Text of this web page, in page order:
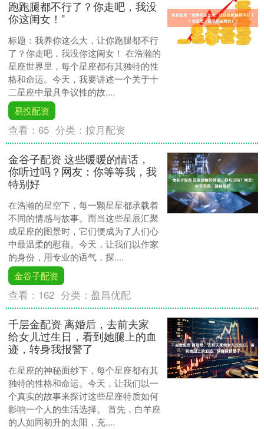
跑跑腿都不行了？你走吧，我没
你这闺女！”
标题：我养你这么大，让你跑腿都不行
了？你走吧，我没你这闺女！ 在浩瀚的
星座世界里，每个星座都有其独特的性
格和命运。今天，我要讲述一个关于十
二星座中最具争议性的故....
易投配资
查看：65 分类：按月配资
金谷子配资 这些暖暖的情话，
你听过吗？网友：你等等我，我
特别好
在浩瀚的星空下，每一颗星星都承载着
不同的情感与故事。而当这些星辰汇聚
成星座的图景时，它们便成为了人们心
中最温柔的慰藉。今天，让我们以作家
的身份，用专业的语气，探....
金谷子配资
查看： 162 分类：盈昌优配
千层金配资 离婚后，去前夫家
给女儿过生日，看到她腿上的血
迹，转身我报警了
在星座的神秘面纱下，每个星座都有其
独特的性格和命运。今天，让我们以一
个真实的故事来探讨这些星座特质如何
影响一个人的生活选择。 首先，白羊座
的人如同初升的太阳，充....